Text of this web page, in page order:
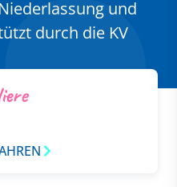
und
durch die KV